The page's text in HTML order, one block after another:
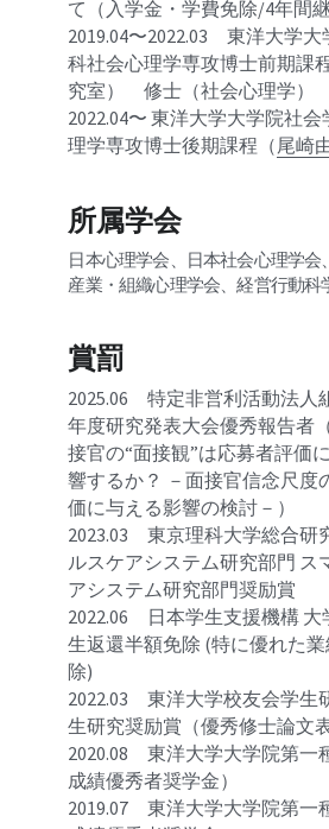
て（入学金・学費免除/4年間継
2019.04〜2022.03　東洋大学
科社会心理学専攻博士前期課
究室）　修士（社会心理学）
2022.04〜 東洋大学大学院社
理学専攻博士後期課程（尾崎
所属学会
日本心理学会、日本社会心理学会
産業・組織心理学会、経営行動科
賞罰
2025.06　特定非営利活動法
年度研究発表大会優秀報告者
接官の“面接観”は応募者評価
響するか？ －面接官信念尺度
価に与える影響の検討－）
2023.03 東京理科大学総合研
ルスケアシステム研究部門 ス
アシステム研究部門奨励賞
2022.06　日本学生支援機構
生返還半額免除 (特に優れた
除)
2022.03　東洋大学校友会学生
生研究奨励賞（優秀修士論文表
2020.08　東洋大学大学院第一
成績優秀者奨学金）
2019.07　東洋大学大学院第一